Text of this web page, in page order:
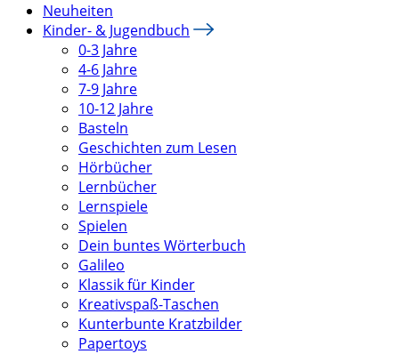
Neuheiten
Kinder- & Jugendbuch
0-3 Jahre
4-6 Jahre
7-9 Jahre
10-12 Jahre
Basteln
Geschichten zum Lesen
Hörbücher
Lernbücher
Lernspiele
Spielen
Dein buntes Wörterbuch
Galileo
Klassik für Kinder
Kreativspaß-Taschen
Kunterbunte Kratzbilder
Papertoys